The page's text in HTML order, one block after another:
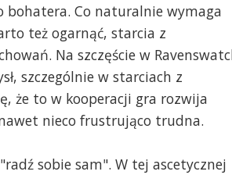
Co naturalnie wymaga
też ogarnąć, starcia z
Na szczęście w
szczególnie w starciach z
że to w kooperacji gra rozwija
nieco frustrująco trudna.
sobie sam". W tej ascetycznej